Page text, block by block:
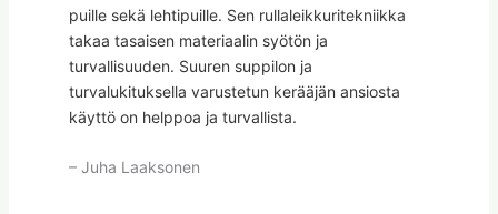
puille sekä lehtipuille. Sen rullaleikkuritekniikka
takaa tasaisen materiaalin syötön ja
turvallisuuden. Suuren suppilon ja
turvalukituksella varustetun kerääjän ansiosta
käyttö on helppoa ja turvallista.
– Juha Laaksonen